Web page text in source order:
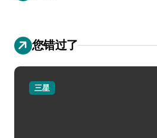
您错过了
三星